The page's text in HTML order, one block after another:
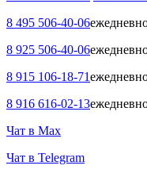
8 495 506-40-06
8 925 506-40-06
8 915 106-18-71
8 916 616-02-13
Чат в Max
Чат в Telegram